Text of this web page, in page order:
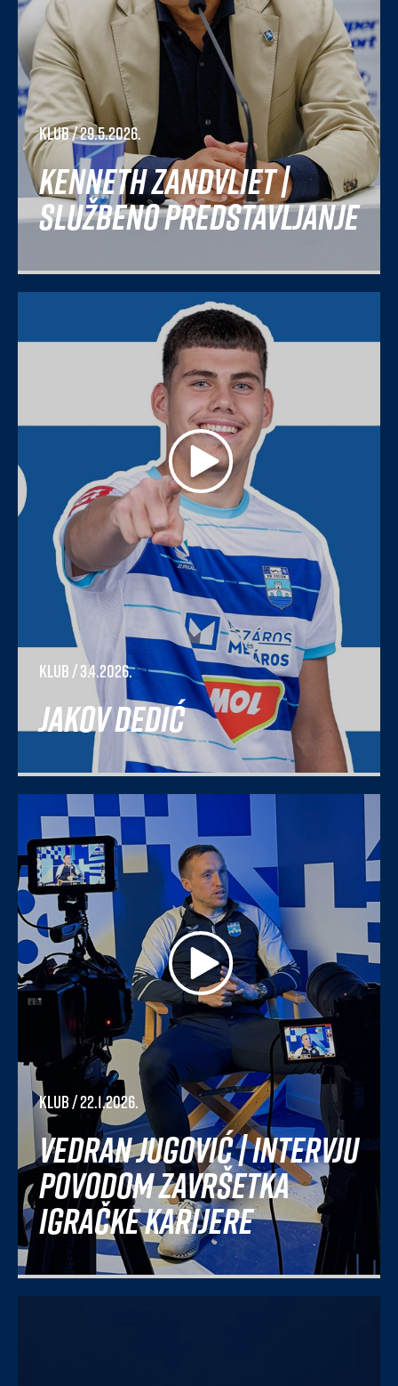
Klub/ 29.5.2026.
Kenneth Zandvliet |
Službeno predstavljanje
Klub/ 3.4.2026.
Jakov Dedić
Klub/ 22.1.2026.
Vedran Jugović | Intervju
povodom završetka
igračke karijere